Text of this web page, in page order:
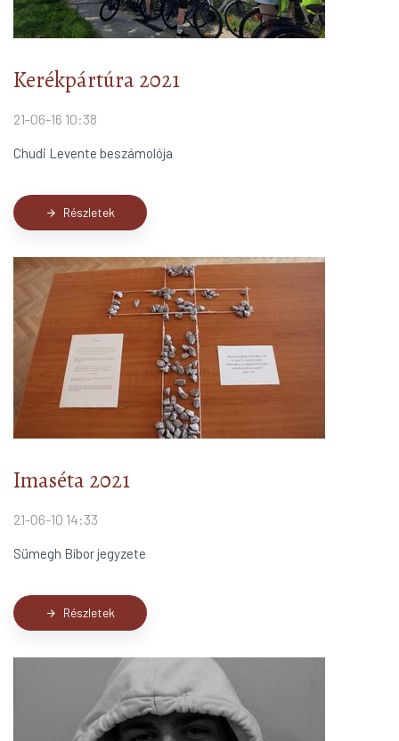
Kerékpártúra 2021
21-06-16 10:38
Chudi Levente beszámolója
arrow_forward Részletek
Imaséta 2021
21-06-10 14:33
Sümegh Bíbor jegyzete
arrow_forward Részletek